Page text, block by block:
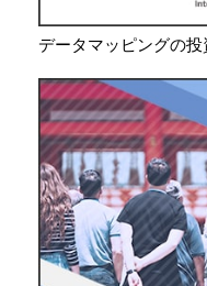
データマッピングの